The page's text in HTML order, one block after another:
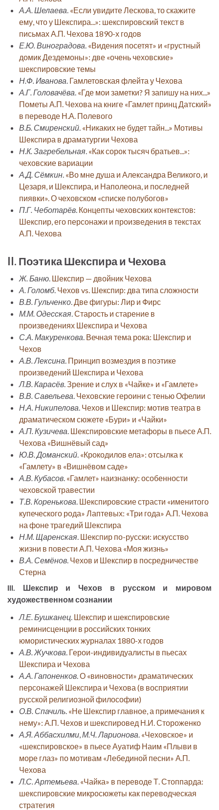
А.А. Шелаева. «Если увидите Лескова, то скажите
ему, что у Шекспира...»: шекспировский текст в
письмах А.П. Чехова 1890-х годов
Е.Ю. Виноградова. «Видения посетят» и «грустный
домик Дездемоны»: две «очень чеховские»
шекспировские темы
Н.Ф. Иванова. Гамлетовская флейта у Чехова
А.Г. Головачёва. «Где мои заметки? Я запишу на них...»
Пометы А.П. Чехова на книге «Гамлет принц Датский»
в переводе Н.А. Полевого
В.Б. Смиренский. «Никаких не будет тайн...» Мотивы
Шекспира в драматургии Чехова
Н.К. Загребельная. «Как сорок тысяч братьев...»:
чеховские вариации
А.Д. Сёмкин. «Во мне душа и Александра Великого, и
Цезаря, и Шекспира, и Наполеона, и последней
пиявки». О чеховском «списке полубогов»
П.Г. Чеботарёв. Концепты чеховских контекстов:
Шекспир, его персонажи и произведения в текстах
А.П. Чехова
II. Поэтика Шекспира и Чехова
Ж. Баню. Шекспир — двойник Чехова
А. Голомб. Чехов vs. Шекспир: два типа сложности
В.В. Гульченко.Две фигуры: Лир и Фирс
М.М. Одесская.Старость и старение в
произведениях Шекспира и Чехова
С.А. Макуренкова. Вечная тема рока: Шекспир и
Чехов
А.В. Лексина. Принцип возмездия в поэтике
произведений Шекспира и Чехова
Л.В. Карасёв.Зрение и слух в «Чайке» и «Гамлете»
В.В. Савельева. Чеховские героини с тенью Офелии
Н.А. Никипелова. Чехов и Шекспир: мотив театра в
драматическом сюжете «Бури» и «Чайки»
А.П. Кузичева. Шекспировские метафоры в пьесе А.П.
Чехова «Вишнёвый сад»
Ю.В. Доманский. «Крокодилов ела»: отсылка к
«Гамлету» в «Вишнёвом саде»
А.В. Кубасов. «Гамлет» наизнанку: особенности
чеховской травестии
Т.В. Коренькова. Шекспировские страсти «именитого
купеческого рода» Лаптевых: «Три года» А.П. Чехова
на фоне трагедий Шекспира
Н.М. Щаренская. Шекспир по-русски: искусство
жизни в повести А.П. Чехова «Моя жизнь»
В.А. Семёнов. Чехов и Шекспир в посредничестве
Стерна
III. Шекспир и Чехов в русском и мировом
художественном сознании
Л.Е. Бушканец. Шекспир и шекспировские
реминисценции в российских тонких
юмористических журналах 1880-х годов
А.В. Жучкова. Герои-индивидуалисты в пьесах
Шекспира и Чехова
А.А. Гапоненков.О «виновности» драматических
персонажей Шекспира и Чехова (в восприятии
русской религиозной философии)
О.В. Спачиль. «Не Шекспир главное, а примечания к
нему»: А.П. Чехов и шекспировед Н.И. Стороженко
А.Я. Аббасхилми,М.Ч. Ларионова. «Чеховское» и
«шекспировское» в пьесе Ауатиф Наим «Плыви в
море глаз» по мотивам «Лебединой песни» А.П.
Чехова
Л.С. Артемьева. «Чайка» в переводе Т. Стоппарда:
шекспировские микросюжеты как переводческая
стратегия